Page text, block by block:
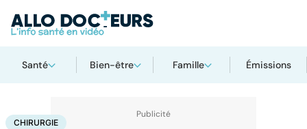
Santé Bien-être Famille Émissions
AccueilSanté Maladies
CHIRURGIE